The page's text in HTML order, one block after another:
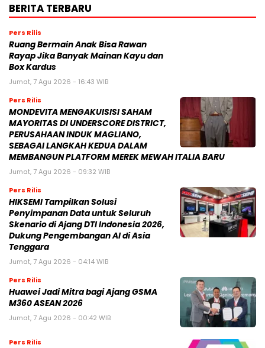
BERITA TERBARU
Pers Rilis
Ruang Bermain Anak Bisa Rawan
Rayap Jika Banyak Mainan Kayu dan
Box Kardus
Jumat, 7 Agu 2026 - 16:43 WIB
Pers Rilis
MONDEVITA MENGAKUISISI SAHAM
MAYORITAS DI UNDERSCORE DISTRICT,
PERUSAHAAN INDUK MAGLIANO,
SEBAGAI LANGKAH KEDUA DALAM
MEMBANGUN PLATFORM MEREK MEWAH ITALIA BARU
Jumat, 7 Agu 2026 - 09:32 WIB
Pers Rilis
HIKSEMI Tampilkan Solusi
Penyimpanan Data untuk Seluruh
Skenario di Ajang DTI Indonesia 2026,
Dukung Pengembangan AI di Asia
Tenggara
Jumat, 7 Agu 2026 - 04:14 WIB
Pers Rilis
Huawei Jadi Mitra bagi Ajang GSMA
M360 ASEAN 2026
Jumat, 7 Agu 2026 - 00:42 WIB
Pers Rilis